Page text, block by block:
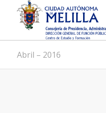
Abril – 2016